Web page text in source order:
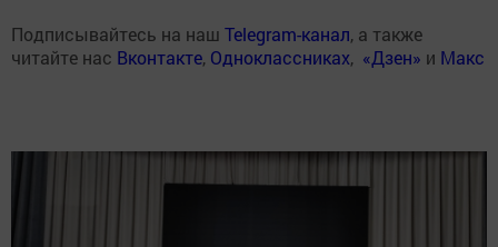
Подписывайтесь на наш Telegram-канал, а также
читайте нас Вконтакте, Одноклассниках, «Дзен» и Макс